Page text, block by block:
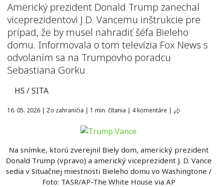
Americký prezident Donald Trump zanechal
viceprezidentovi J.D. Vancemu inštrukcie pre
prípad, že by musel nahradiť šéfa Bieleho
domu. Informovala o tom televízia Fox News s
odvolaním sa na Trumpovho poradcu
Sebastiana Gorku
HS / SITA
16. 05. 2026 | Zo zahraničia | 1 min. čítania | 4 komentáre |
Na snímke, ktorú zverejnil Biely dom, americký prezident
Donald Trump (vpravo) a americký viceprezident J. D. Vance
sedia v Situačnej miestnosti Bieleho domu vo Washingtone /
Foto: TASR/AP-The White House via AP